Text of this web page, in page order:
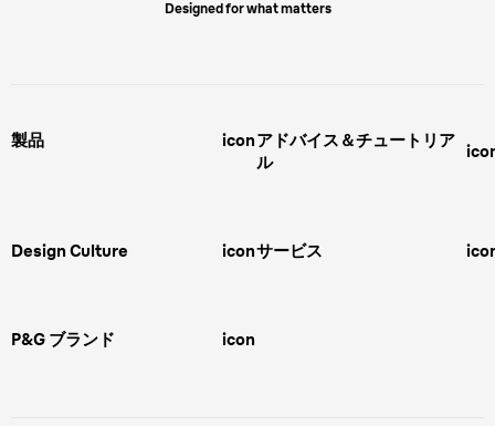
Designed for what matters
製品 icon
スキンケア
ipl脱毛
アドバイス＆チュートリア
ル
ボディグルーミング
Design Culture icon
Braun Brand & Products
サービス
P&G ブランド icon